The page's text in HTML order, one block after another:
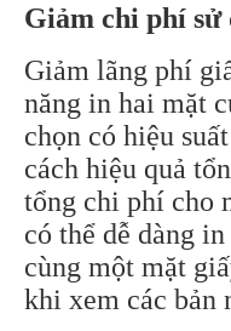
Giảm chi phí sử
Giảm lãng phí
năng in hai mặt
chọn có hiệu
cách hiệu quả
tổng chi phí cho
có thể dễ dàng
cùng một mặt
khi xem các bản